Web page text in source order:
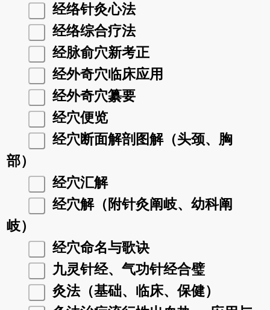
经络针灸心法
经络综合疗法
经脉俞穴新考正
经外奇穴临床应用
经外奇穴纂要
经穴便览
经穴断面解剖图解（头颈、胸
部）
经穴汇解
经穴解（附针灸阐岐、幼科阐
岐）
经穴命名与歌诀
九灵针经、气功针经合璧
灸法（基础、临床、保健）